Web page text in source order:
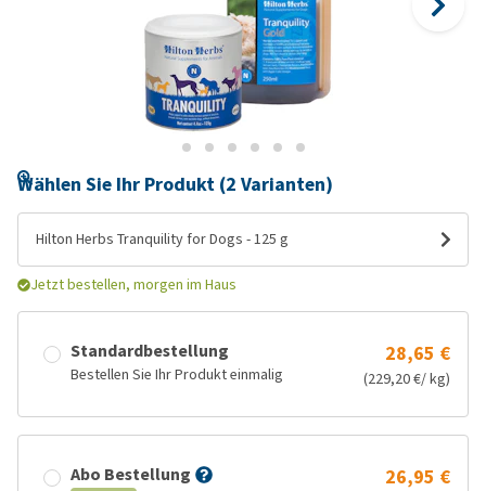
Wählen Sie Ihr Produkt (2 Varianten)
Hilton Herbs Tranquility for Dogs - 125 g
Jetzt bestellen, morgen im Haus
Standardbestellung
Bestellen Sie Ihr Produkt einmalig
28,65 €
(229,20 €/ kg)
Abo Bestellung 26,95 €